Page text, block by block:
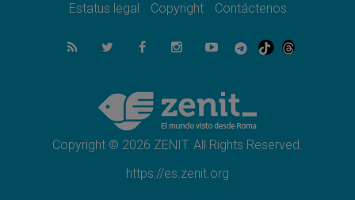
SIGNIS 2026, dar voz a las religiosas en el
07.08.2026
Lanzan un proyecto de empoderamiento
Programa oficial del Viaje Apostólico del
Papa León XIV a Francia
Estatus legal
Copyright Contáctenos
Copyright © 2026 ZENIT. All Rights Reserved.
https://es.zenit.org